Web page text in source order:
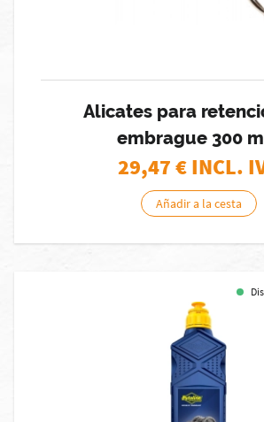
Alicates para
embrague 300
29,47€ INCL.
Añadir a la cesta